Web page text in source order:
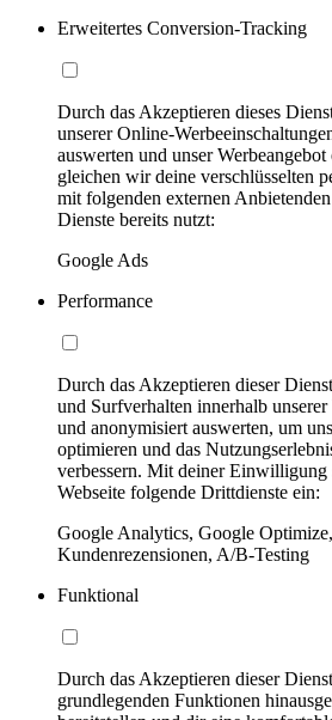
Erweitertes Conversion-Tracking
Durch das Akzeptieren dieses
unserer Online-
auswerten und unser
gleichen wir deine verschlüsselten
mit folgenden externen
Dienste bereits nutzt:
Google Ads
Performance
Durch das Akzeptieren dieser
und Surfverhalten innerhalb
und anonymisiert auswerten, um
optimieren und das
verbessern. Mit deiner Einwilligung
Webseite folgende Drittdienste ein:
Google Analytics, Google
Kundenrezensionen, A/B-Testing
Funktional
Durch das Akzeptieren dieser
grundlegenden Funktionen